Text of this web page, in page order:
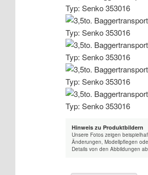
Hinweis zu Produktbildern
Unsere Fotos zeigen
Änderungen, Modellpflegen
Details von den Abbildungen